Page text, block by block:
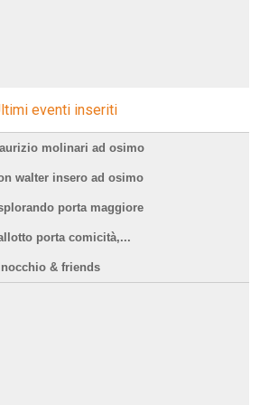
eventi inseriti
molinari ad osimo
walter insero ad osimo
porta maggiore
porta comicità,...
& friends